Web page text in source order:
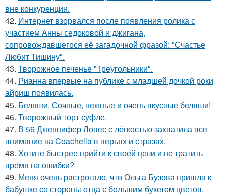
вне конкуренции.
42. Интернет взорвался после появления ролика с
участием Анны седоковой и джигана,
сопровождавшегося её загадочной фразой: "Счастье
Любит Тишину".
43. Творожное печенье "Треугольники".
44. Рианна впервые на публике с младшей дочкой роки
айриш появилась.
45. Беляши. Сочные, нежные и очень вкусные беляши!
46. Творожный торт суфле.
47. В 56 Дженнифер Лопес с лёгкостью захватила все
внимание на Coachella в перьях и стразах.
48. Хотите быстрее прийти к своей цели и не тратить
время на ошибки?
49. Меня очень растрогало, что Ольга Бузова пришла к
бабушке со стороны отца с большим букетом цветов.